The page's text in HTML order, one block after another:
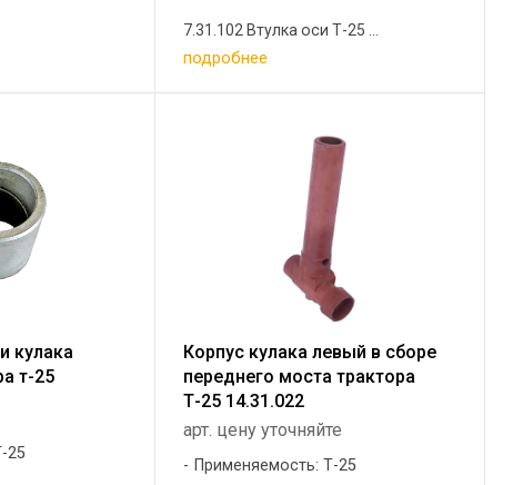
7.31.102 Втулка оси Т-25 ...
подробнее
кулака
т-25
25
Корпус кулака левый в сборе
переднего моста трактора
Т-25 14.31.022
арт. цену уточняйте
Применяемость: Т-25